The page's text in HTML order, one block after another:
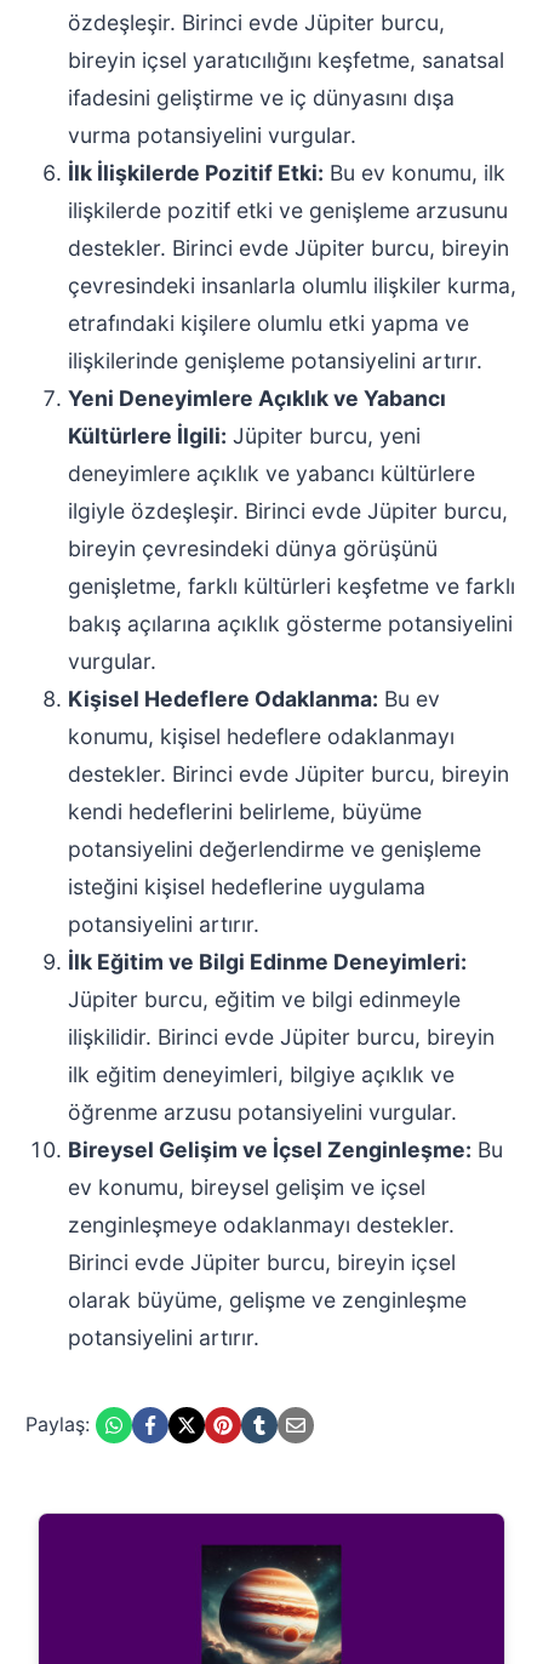
özdeşleşir. Birinci evde Jüpiter burcu,
bireyin içsel yaratıcılığını keşfetme, sanatsal
ifadesini geliştirme ve iç dünyasını dışa
vurma potansiyelini vurgular.
İlk İlişkilerde Pozitif Etki: Bu ev konumu, ilk
ilişkilerde pozitif etki ve genişleme arzusunu
destekler. Birinci evde Jüpiter burcu, bireyin
çevresindeki insanlarla olumlu ilişkiler kurma,
etrafındaki kişilere olumlu etki yapma ve
ilişkilerinde genişleme potansiyelini artırır.
Yeni Deneyimlere Açıklık ve Yabancı
Kültürlere İlgili: Jüpiter burcu, yeni
deneyimlere açıklık ve yabancı kültürlere
ilgiyle özdeşleşir. Birinci evde Jüpiter burcu,
bireyin çevresindeki dünya görüşünü
genişletme, farklı kültürleri keşfetme ve farklı
bakış açılarına açıklık gösterme potansiyelini
vurgular.
Kişisel Hedeflere Odaklanma: Bu ev
konumu, kişisel hedeflere odaklanmayı
destekler. Birinci evde Jüpiter burcu, bireyin
kendi hedeflerini belirleme, büyüme
potansiyelini değerlendirme ve genişleme
isteğini kişisel hedeflerine uygulama
potansiyelini artırır.
İlk Eğitim ve Bilgi Edinme Deneyimleri:
Jüpiter burcu, eğitim ve bilgi edinmeyle
ilişkilidir. Birinci evde Jüpiter burcu, bireyin
ilk eğitim deneyimleri, bilgiye açıklık ve
öğrenme arzusu potansiyelini vurgular.
Bireysel Gelişim ve İçsel Zenginleşme: Bu
ev konumu, bireysel gelişim ve içsel
zenginleşmeye odaklanmayı destekler.
Birinci evde Jüpiter burcu, bireyin içsel
olarak büyüme, gelişme ve zenginleşme
potansiyelini artırır.
Paylaş: